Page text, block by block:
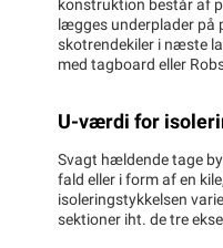
konstruktion består af
lægges underplader på
skotrendekiler i næste
med tagboard eller
U-værdi for
Svagt hældende tage
fald eller i form af en
isoleringstykkelsen
sektioner iht. de tre